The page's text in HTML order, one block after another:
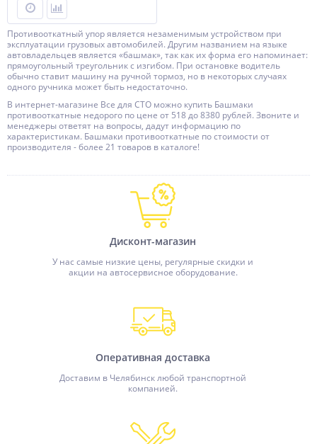
Противооткатный упор является незаменимым устройством при
эксплуатации грузовых автомобилей. Другим названием на языке
автовладельцев является «башмак», так как их форма его напоминает:
прямоугольный треугольник с изгибом. При остановке водитель
обычно ставит машину на ручной тормоз, но в некоторых случаях
одного ручника может быть недостаточно.
В интернет-магазине Все для СТО можно купить Башмаки
противооткатные недорого по цене от 518 до 8380 рублей. Звоните и
менеджеры ответят на вопросы, дадут информацию по
характеристикам. Башмаки противооткатные по стоимости от
производителя - более 21 товаров в каталоге!
Дисконт-магазин
У нас самые низкие цены, регулярные скидки и
акции на автосервисное оборудование.
Оперативная доставка
Доставим в Челябинск любой транспортной
компанией.